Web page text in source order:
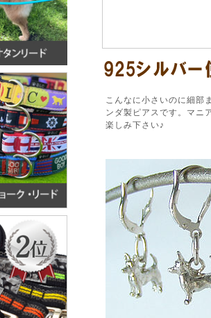
こんなに小さいのに細部
ンダ製ピアスです。マニ
楽しみ下さい♪